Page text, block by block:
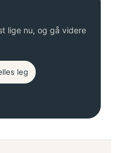
lige nu, og gå videre
leg